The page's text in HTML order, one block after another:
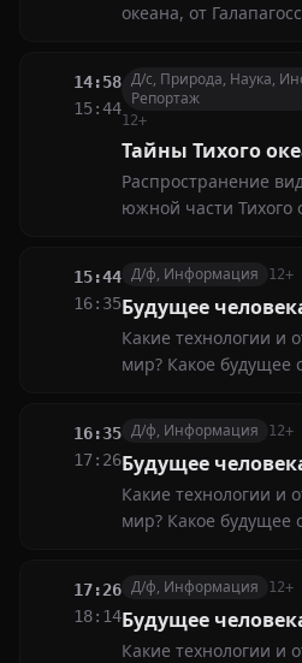
океана, от
14:58
15:44
Д/с, Природа, Наука,
Репортаж
12+
Тайны Тихого
Распространение
южной части Тихого
15:44
16:35
Д/ф, Информация 12+
Будущее
Какие технологии и
мир? Какое будущее
развития общества и
подготовиться к
16:35
17:26
Д/ф, Информация 12+
Будущее
Какие технологии и
мир? Какое будущее
развития общества и
подготовиться к
17:26
18:14
Д/ф, Информация 12+
Будущее
Какие технологии и